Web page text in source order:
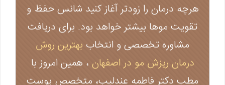
هرچه درمان را زودتر آغاز کنید شانس حفظ و
تقویت موها بیشتر خواهد بود. برای دریافت
مشاوره تخصصی و انتخاب بهترین روش
درمان ریزش مو در اصفهان ، همین امروز با
مطب دکتر فاطمه عندلیب، متخصص پوست